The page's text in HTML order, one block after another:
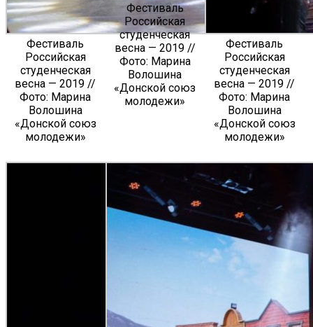
Фестиваль
Российская
студенческая
весна — 2019 //
Фото: Марина
Волошина
«Донской союз
молодежи»
Фестиваль
Российская
студенческая
весна — 2019 //
Фото: Марина
Волошина
«Донской союз
молодежи»
Фестиваль
Российская
студенческая
весна — 2019 //
Фото: Марина
Волошина
«Донской союз
молодежи»